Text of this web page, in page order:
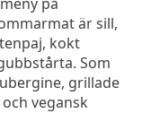
är sill,
kokt
Som
grillade
vegansk